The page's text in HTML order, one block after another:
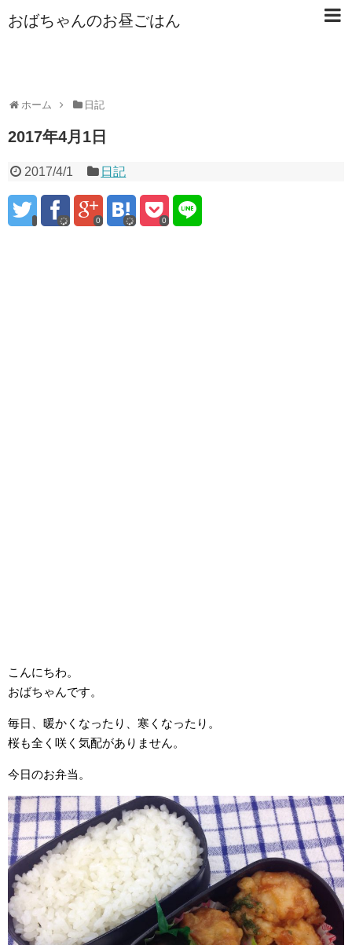
おばちゃんのお昼ごはん
ホーム 日記
2017年4月1日
2017/4/1 日記
0 0
こんにちわ。
おばちゃんです。
毎日、暖かくなったり、寒くなったり。
桜も全く咲く気配がありません。
今日のお弁当。